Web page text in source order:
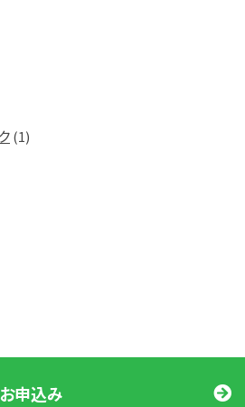
(1)
申込み